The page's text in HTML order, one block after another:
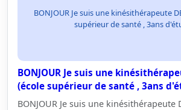
BONJOUR Je suis une kinésithérapeute
supérieur de santé , 3ans
BONJOUR Je suis une
(école supérieur de santé , 3ans
BONJOUR Je suis une kinésithérapeute